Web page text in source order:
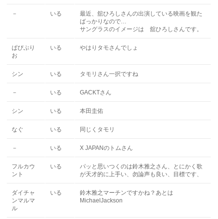
－ いる
最近、舘ひろしさんの出演している映画を観た
ばっかりなので…
サングラスのイメージは 舘ひろしさんです。
ぱぴぷり
お
いる やはりタモさんでしょ
シン いる タモリさん一択ですね
－ いる GACKTさん
シン いる 本田圭佑
なぐ いる 同じくタモリ
－ いる X JAPANのトムさん
フルカウ
ント
いる
パッと思いつくのは鈴木雅之さん、とにかく歌
が天才的に上手い、勿論声も良い、目標です、
ダイチャ
ンマルマ
ル
いる
鈴木雅之マーチンですかね？あとは
MichaelJackson